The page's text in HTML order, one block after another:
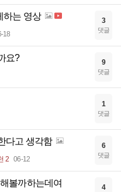
하는 영상
18
3
댓글
요? 9
댓글
1
댓글
다고 생각함
2 06-12
6
댓글
볼까하는데여 4